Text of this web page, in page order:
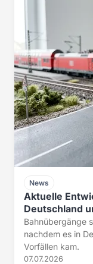
News
Aktuelle
Deutschland
Bahnübergänge
nachdem es in
Vorfällen kam.
07.07.2026